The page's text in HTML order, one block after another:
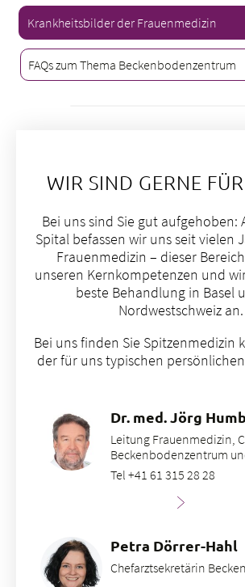
Krankheitsbilder der Frauenmedizin
Myome
Beckenbodendysfunktion
Blasenentzündung
Urininkontinenz
FAQs zum Thema Beckenbodenzentrum
WIR SIND GERNE
Bei uns sind Sie gut aufgehoben:
Spital befassen wir uns seit vielen
Frauenmedizin – dieser
unseren Kernkompetenzen und
beste Behandlung in Basel
Nordwestschweiz an.
Bei uns finden Sie Spitzenmedizin
der für uns typischen
Dr. med. Jörg
Leitung Frauenmedizin,
Beckenbodenzentrum
Tel +41 61 315 28 28
Petra Dörrer-Hahl
Chefarztsekretärin